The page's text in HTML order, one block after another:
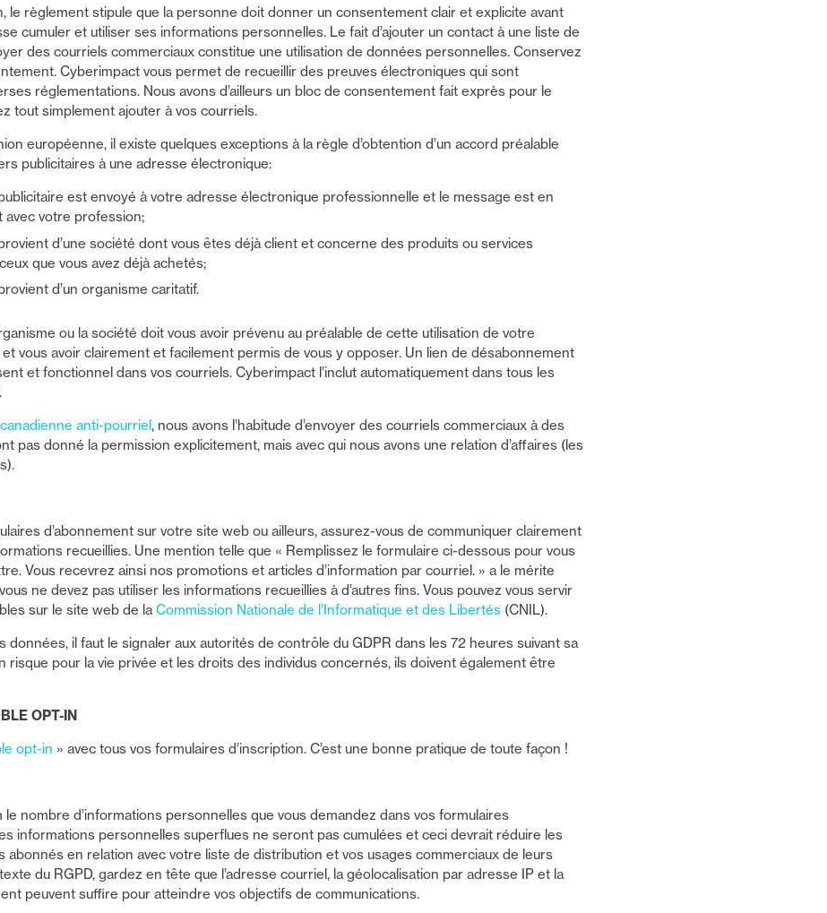
le règlement stipule que la personne doit donner un consentement clair et explicite avant
cumuler et utiliser ses informations personnelles. Le fait d’ajouter un contact à une liste de
des courriels commerciaux constitue une utilisation de données personnelles. Conservez
Cyberimpact vous permet de recueillir des preuves électroniques qui sont
réglementations. Nous avons d’ailleurs un bloc de consentement fait exprès pour le
tout simplement ajouter à vos courriels.
européenne, il existe quelques exceptions à la règle d’obtention d’un accord préalable
publicitaires à une adresse électronique:
est envoyé à votre adresse électronique professionnelle et le message est en
avec votre profession;
d’une société dont vous êtes déjà client et concerne des produits ou services
que vous avez déjà achetés;
d’un organisme caritatif.
ou la société doit vous avoir prévenu au préalable de cette utilisation de votre
vous avoir clairement et facilement permis de vous y opposer. Un lien de désabonnement
et fonctionnel dans vos courriels. Cyberimpact l’inclut automatiquement dans tous les
anti-pourriel, nous avons l’habitude d’envoyer des courriels commerciaux à des
pas donné la permission explicitement, mais avec qui nous avons une relation d’affaires (les
d’abonnement sur votre site web ou ailleurs, assurez-vous de communiquer clairement
recueillies. Une mention telle que « Remplissez le formulaire ci-dessous pour vous
Vous recevrez ainsi nos promotions et articles d’information par courriel. » a le mérite
ne devez pas utiliser les informations recueillies à d’autres fins. Vous pouvez vous servir
sur le site web de la Commission Nationale de l’Informatique et des Libertés(CNIL).
données, il faut le signaler aux autorités de contrôle du GDPR dans les 72 heures suivant sa
risque pour la vie privée et les droits des individus concernés, ils doivent également être
OPT-IN
opt-in » avec tous vos formulaires d’inscription. C’est une bonne pratique de toute façon !
le nombre d’informations personnelles que vous demandez dans vos formulaires
informations personnelles superflues ne seront pas cumulées et ceci devrait réduire les
abonnés en relation avec votre liste de distribution et vos usages commerciaux de leurs
du RGPD, gardez en tête que l’adresse courriel, la géolocalisation par adresse IP et la
peuvent suffire pour atteindre vos objectifs de communications.